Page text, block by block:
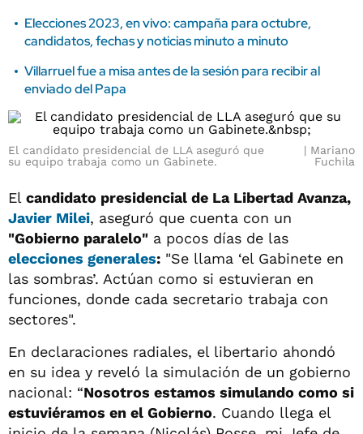
Elecciones 2023, en vivo: campaña para octubre,
candidatos, fechas y noticias minuto a minuto
Villarruel fue a misa antes de la sesión para recibir al
enviado del Papa
El candidato presidencial de LLA aseguró que
su equipo trabaja como un Gabinete.
Mariano
Fuchila
El candidato presidencial de La Libertad Avanza,
Javier Milei, aseguró que cuenta con un
"Gobierno paralelo" a pocos días de las
elecciones generales: "Se llama ‘el Gabinete en
las sombras’. Actúan como si estuvieran en
funciones, donde cada secretario trabaja con
sectores".
En declaraciones radiales, el libertario ahondó
en su idea y reveló la simulación de un gobierno
nacional: “Nosotros estamos simulando como si
estuviéramos en el Gobierno. Cuando llega el